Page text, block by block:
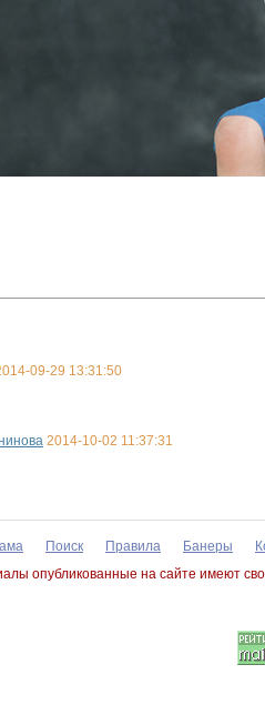
09-29 13:31:50
2014-10-02 11:37:31
Поиск Правила Банеры
опубликованные на сайте имеют